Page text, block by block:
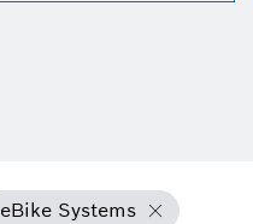
eBike Systems